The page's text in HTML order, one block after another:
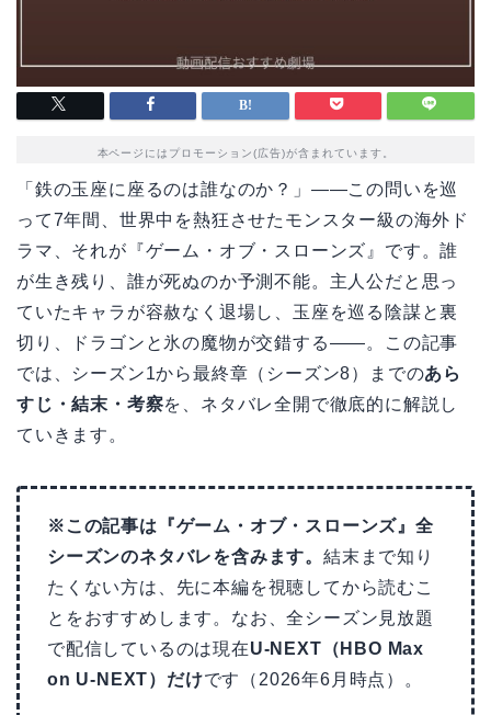
本ページにはプロモーション(広告)が含まれています。
「鉄の玉座に座るのは誰なのか？」――この問いを巡
って7年間、世界中を熱狂させたモンスター級の海外ド
ラマ、それが『ゲーム・オブ・スローンズ』です。誰
が生き残り、誰が死ぬのか予測不能。主人公だと思っ
ていたキャラが容赦なく退場し、玉座を巡る陰謀と裏
切り、ドラゴンと氷の魔物が交錯する――。この記事
では、シーズン1から最終章（シーズン8）までのあら
すじ・結末・考察を、ネタバレ全開で徹底的に解説し
ていきます。
※この記事は『ゲーム・オブ・スローンズ』全
シーズンのネタバレを含みます。 結末まで知り
たくない方は、先に本編を視聴してから読むこ
とをおすすめします。なお、全シーズン見放題
で配信しているのは現在U-NEXT（HBO Max
on U-NEXT）だけです（2026年6月時点）。